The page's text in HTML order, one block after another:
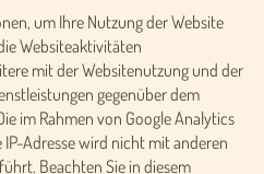
um Ihre Nutzung der Website
Websiteaktivitäten
mit der Websitenutzung und der
gegenüber dem
im Rahmen von Google Analytics
Adresse wird nicht mit anderen
Beachten Sie in diesem